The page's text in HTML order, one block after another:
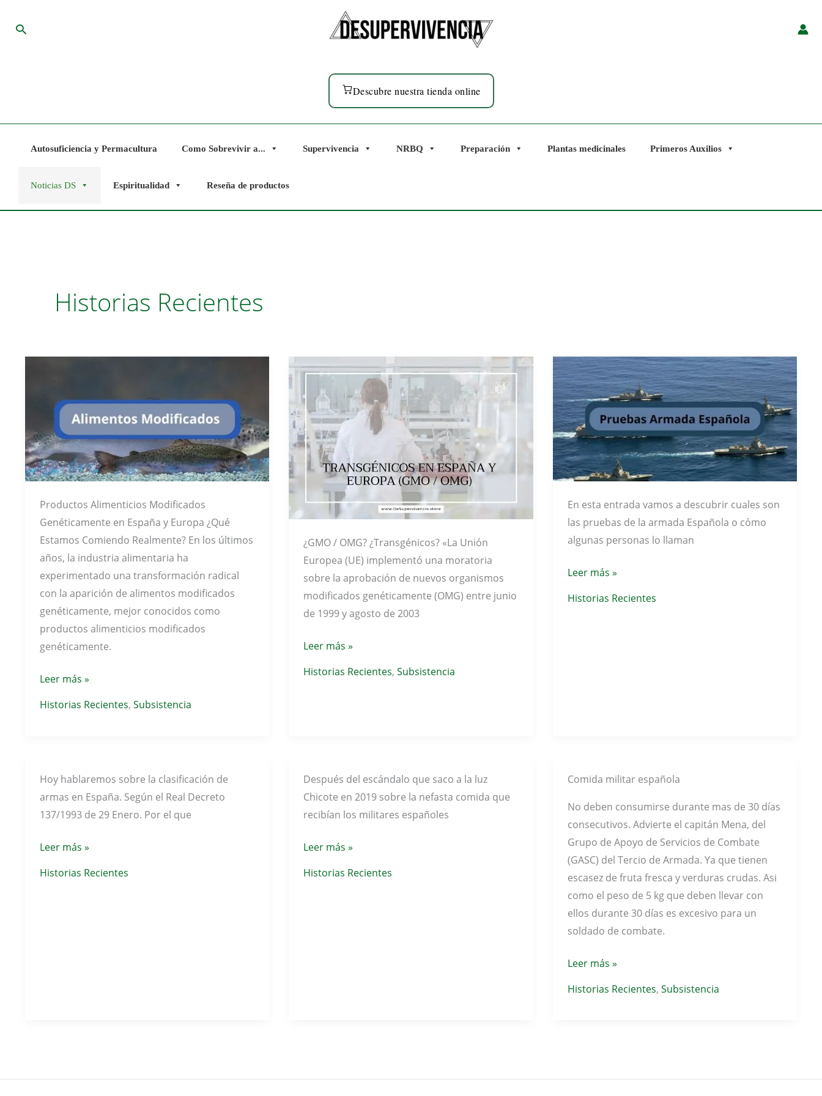
Buscar
Descubre nuestra tienda online
Autosuficiencia y Permacultura Como Sobrevivir a... Supervivencia NRBQ Preparación Plantas medicinales Primeros Auxilios
Noticias DS Espiritualidad Reseña de productos
Historias Recientes
Productos Alimenticios Modificados
Genéticamente en España y Europa ¿Qué
Estamos Comiendo Realmente? En los últimos
años, la industria alimentaria ha
experimentado una transformación radical
con la aparición de alimentos modificados
genéticamente, mejor conocidos como
productos alimenticios modificados
genéticamente.
Productos
y
Europa
¿Qué
Realmente?
Leer más »
Historias Recientes, Subsistencia
¿GMO / OMG? ¿Transgénicos? «La Unión
Europea (UE) implementó una moratoria
sobre la aprobación de nuevos organismos
modificados genéticamente (OMG) entre junio
de 1999 y agosto de 2003
Transgénicos
Leer más »
Historias Recientes,Subsistencia
En esta entrada vamos a descubrir cuales son
las pruebas de la armada Española o cómo
algunas personas lo llaman
Las
Leer más »
Historias Recientes
Hoy hablaremos sobre la clasificación de
armas en España. Según el Real Decreto
137/1993 de 29 Enero. Por el que
Clasificación
Leer más »
Historias Recientes
Después del escándalo que saco a la luz
Chicote en 2019 sobre la nefasta comida que
recibían los militares españoles
Nuevas
Leer más »
Historias Recientes
Comida militar española
No deben consumirse durante mas de 30 días
consecutivos. Advierte el capitán Mena, del
Grupo de Apoyo de Servicios de Combate
(GASC) del Tercio de Armada. Ya que tienen
escasez de fruta fresca y verduras crudas. Asi
como el peso de 5 kg que deben llevar con
ellos durante 30 días es excesivo para un
soldado de combate.
Comida
Leer más »
Historias Recientes, Subsistencia